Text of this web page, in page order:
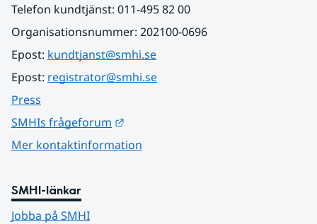
Telefon kundtjänst: 011-495 82 00
Organisationsnummer: 202100-0696
Epost: kundtjanst@smhi.se
Epost: registrator@smhi.se
Press
SMHIs frågeforum
Mer kontaktinformation
SMHI-länkar
Jobba på SMHI